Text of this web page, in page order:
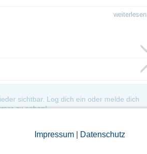
Impressum| Datenschutz
erfolgen.
& Interessenten.
weiterlesen
sichtbar. Log dich ein oder melde dich
zu sehen!